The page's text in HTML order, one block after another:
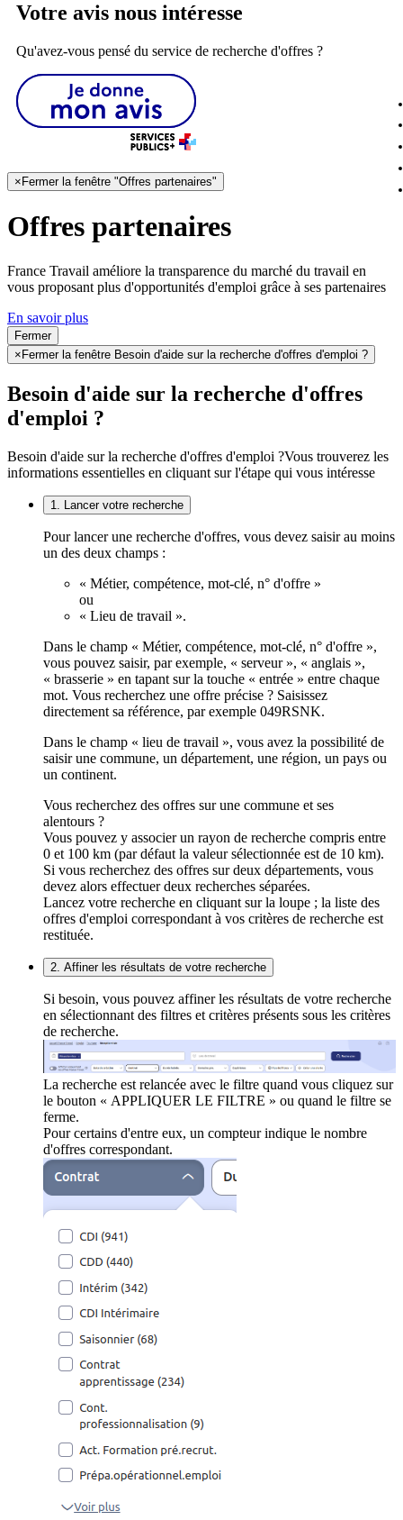
Votre avis nous intéresse
Qu'avez-vous pensé du service de recherche d'offres ?
× Fermer la fenêtre "Offres partenaires"
Offres partenaires
France Travail améliore la transparence du marché du travail en
vous proposant plus d'opportunités d'emploi grâce à ses partenaires
En savoir plus
Fermer
× Fermer la fenêtre Besoin d'aide sur la recherche d'offres d'emploi ?
Besoin d'aide sur la recherche d'offres
d'emploi ?
Besoin d'aide sur la recherche d'offres d'emploi ?Vous trouverez les
informations essentielles en cliquant sur l'étape qui vous intéresse
1. Lancer votre recherche
Pour lancer une recherche d'offres, vous devez saisir au moins
un des deux champs :
« Métier, compétence, mot-clé, n° d'offre »
ou
« Lieu de travail ».
Dans le champ « Métier, compétence, mot-clé, n° d'offre »,
vous pouvez saisir, par exemple, « serveur », « anglais »,
« brasserie » en tapant sur la touche « entrée » entre chaque
mot. Vous recherchez une offre précise ? Saisissez
directement sa référence, par exemple 049RSNK.
Dans le champ « lieu de travail », vous avez la possibilité de
saisir une commune, un département, une région, un pays ou
un continent.
Vous recherchez des offres sur une commune et ses
alentours ?
Vous pouvez y associer un rayon de recherche compris entre
0 et 100 km (par défaut la valeur sélectionnée est de 10 km).
Si vous recherchez des offres sur deux départements, vous
devez alors effectuer deux recherches séparées.
Lancez votre recherche en cliquant sur la loupe ; la liste des
offres d'emploi correspondant à vos critères de recherche est
restituée.
2. Affiner les résultats de votre recherche
Si besoin, vous pouvez affiner les résultats de votre recherche
en sélectionnant des filtres et critères présents sous les critères
de recherche.
La recherche est relancée avec le filtre quand vous cliquez sur
le bouton « APPLIQUER LE FILTRE » ou quand le filtre se
ferme.
Pour certains d'entre eux, un compteur indique le nombre
d'offres correspondant.